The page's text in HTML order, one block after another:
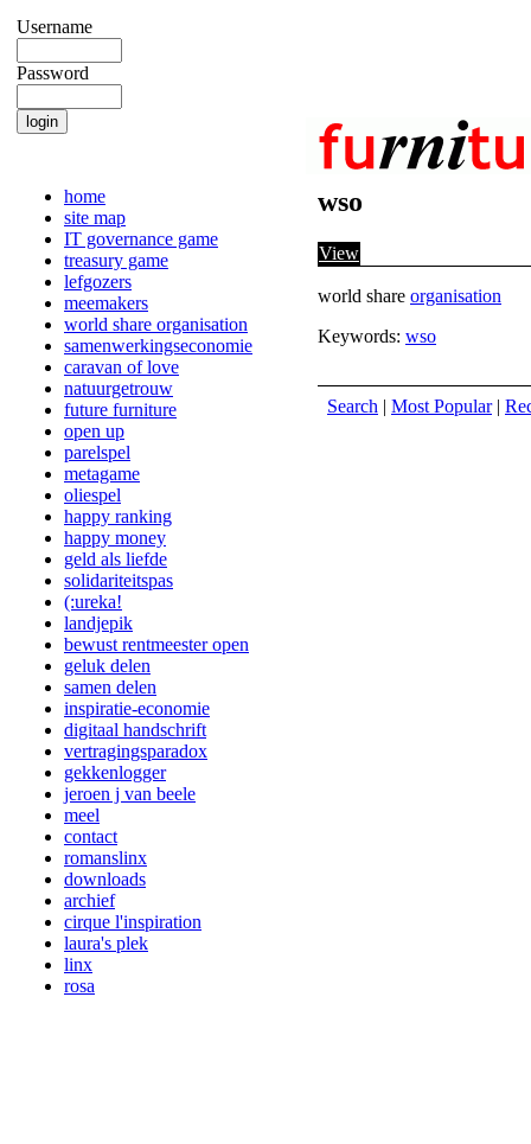
Username
Password
home
site map
IT governance game
treasury game
lefgozers
meemakers
world share organisation
samenwerkingseconomie
caravan of love
natuurgetrouw
future furniture
open up
parelspel
metagame
oliespel
happy ranking
happy money
geld als liefde
solidariteitspas
(:ureka!
landjepik
bewust rentmeester open
geluk delen
samen delen
inspiratie-economie
digitaal handschrift
vertragingsparadox
gekkenlogger
jeroen j van beele
meel
contact
romanslinx
downloads
archief
cirque l'inspiration
laura's plek
linx
rosa
wso
View
world share organisation
Keywords: wso
Search | Most Popular|